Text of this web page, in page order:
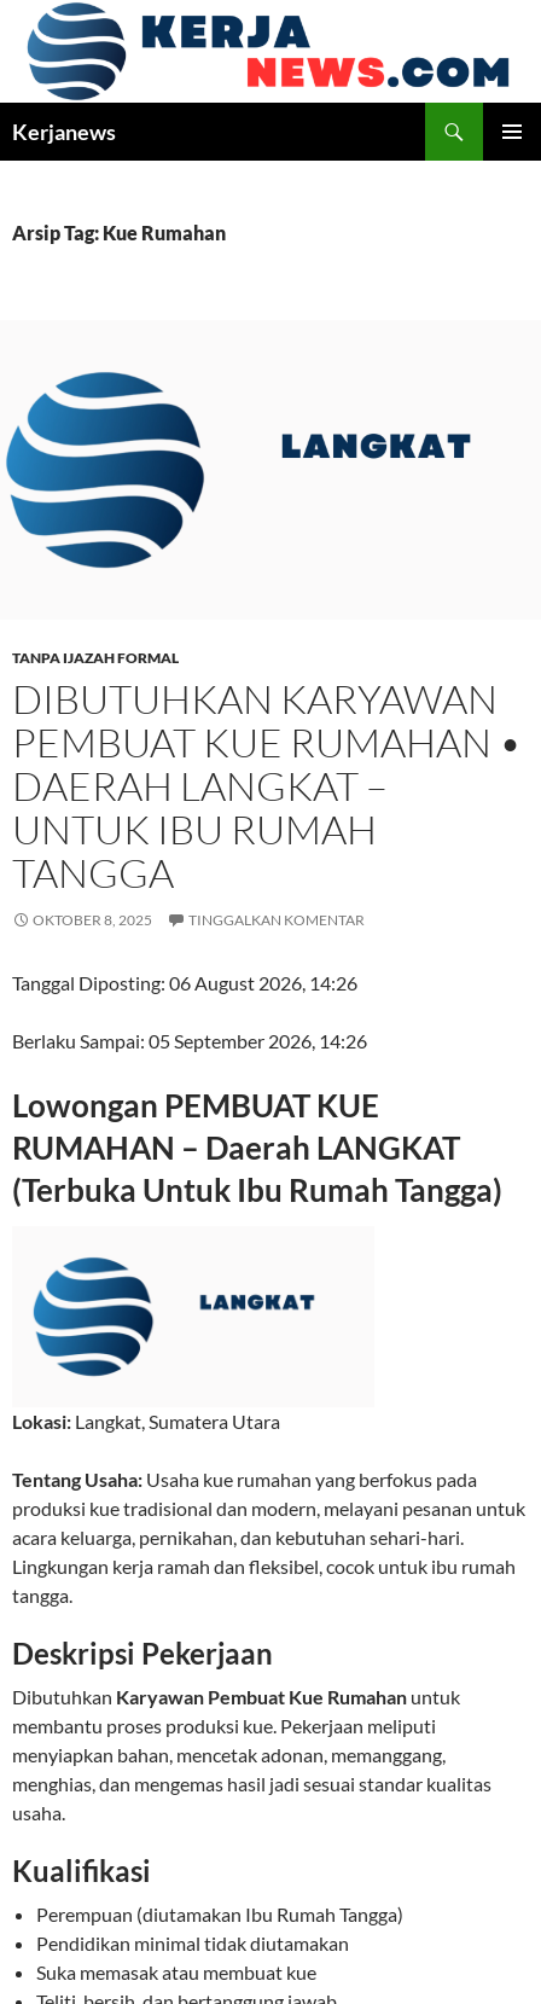
Langsung
Kerjanews
Arsip Tag: Kue Rumahan
TANPA IJAZAH FORMAL
DIBUTUHKAN KARYAWAN
PEMBUAT KUE RUMAHAN •
DAERAH LANGKAT –
UNTUK IBU RUMAH
TANGGA
OKTOBER 8, 2025 TINGGALKAN KOMENTAR
Tanggal Diposting: 06 August 2026, 14:26
Berlaku Sampai: 05 September 2026, 14:26
Lowongan PEMBUAT KUE
RUMAHAN – Daerah LANGKAT
(Terbuka Untuk Ibu Rumah Tangga)
Lokasi: Langkat,Sumatera Utara
Tentang Usaha: Usaha kue rumahan yang berfokus pada
produksi kue tradisional dan modern, melayani pesanan untuk
acara keluarga, pernikahan, dan kebutuhan sehari-hari.
Lingkungan kerja ramah dan fleksibel, cocok untuk ibu rumah
tangga.
Deskripsi Pekerjaan
Dibutuhkan Karyawan Pembuat Kue Rumahan untuk
membantu proses produksi kue. Pekerjaan meliputi
menyiapkan bahan, mencetak adonan, memanggang,
menghias, dan mengemas hasil jadi sesuai standar kualitas
usaha.
Kualifikasi
Perempuan (diutamakan Ibu Rumah Tangga)
Pendidikan minimal tidak diutamakan
Suka memasak atau membuat kue